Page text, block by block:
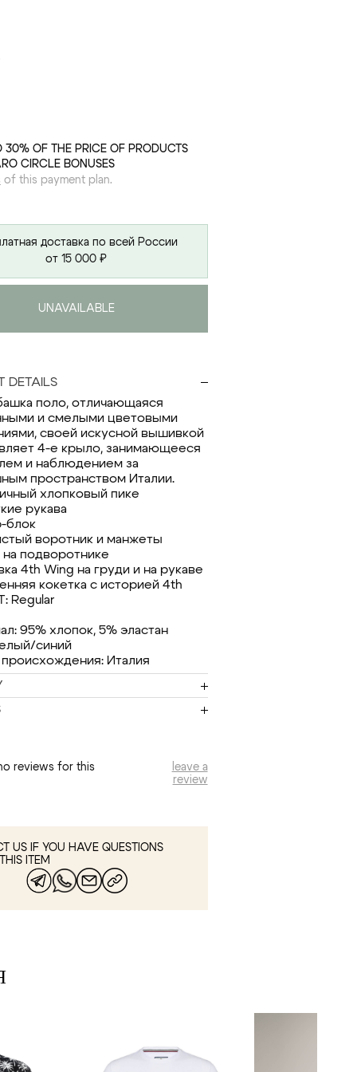
30% OF THE PRICE OF PRODUCTS
CIRCLE BONUSES
of this payment plan.
доставка по всей России
от 15 000 ₽
UNAVAILABLE
DETAILS
поло, отличающаяся
и смелыми цветовыми
своей искусной вышивкой
4-е крыло, занимающееся
и наблюдением за
пространством Италии.
хлопковый пике
рукава
блок
воротник и манжеты
подворотнике
4th Wing на груди и на рукаве
кокетка с историей 4th
Regular
95% хлопок, 5% эластан
синий
Италия
no reviews for this
leave a
review
US IF YOU HAVE QUESTIONS
ITEM